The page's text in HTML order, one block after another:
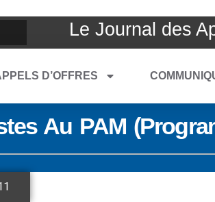
Le Journal des
D’OFFRES
Au PAM